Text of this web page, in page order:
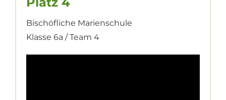
Bischöfliche Marienschule
Klasse 6a / Team 4